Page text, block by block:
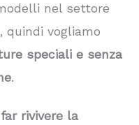
nel settore
quindi vogliamo
speciali e senza
.
far rivivere la